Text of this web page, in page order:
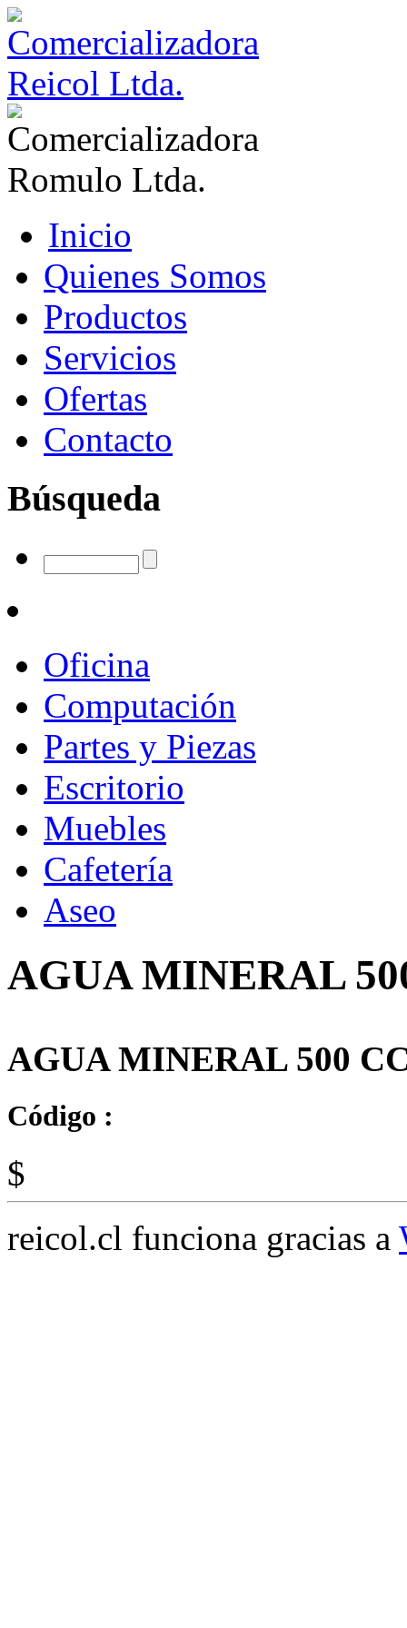
Inicio
Quienes Somos
Productos
Servicios
Ofertas
Contacto
Búsqueda
Oficina
Computación
Partes y Piezas
Escritorio
Muebles
Cafetería
Aseo
AGUA MINERAL
AGUA MINERAL 500
Código :
$
reicol.cl funciona gracias a